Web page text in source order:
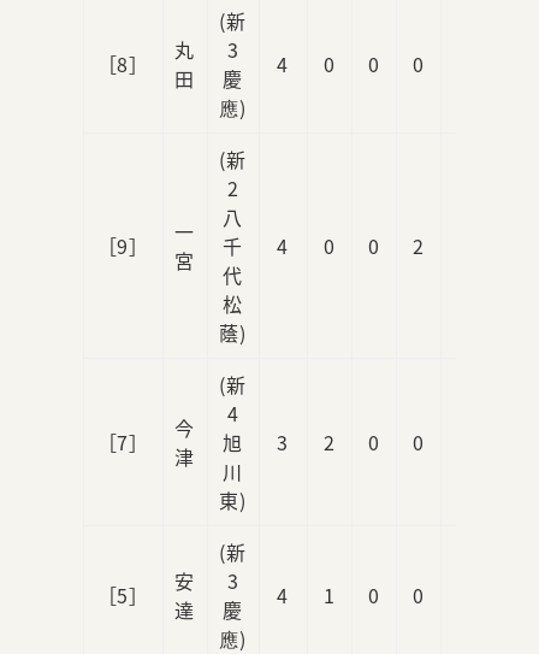
［8］
丸
田
(新
3
慶
應)
4 0 0 0
［9］
一
宮
(新
2
八
千
代
松
蔭)
4 0 0 2
［7］
今
津
(新
4
旭
川
東)
3 2 0 0
［5］
安
達
(新
3
慶
應)
4 1 0 0